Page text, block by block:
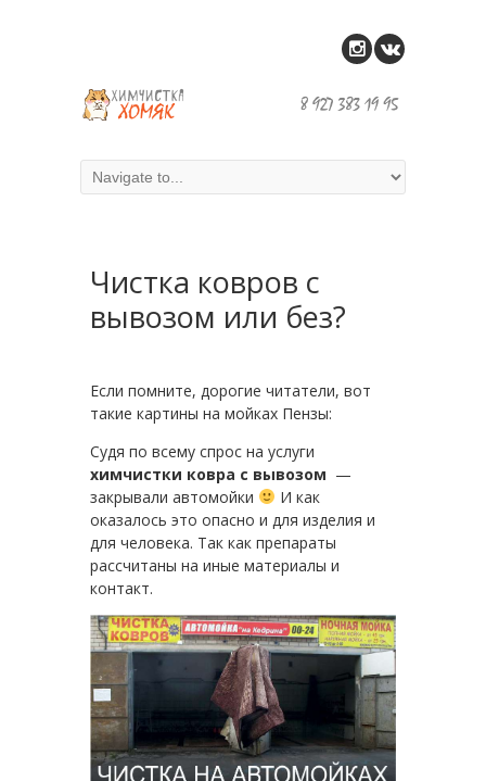
Чистка ковров с
вывозом или без?
Если помните, дорогие читатели, вот
такие картины на мойках Пензы:
Судя по всему спрос на услуги
химчистки ковра с вывозом —
закрывали автомойки
И как
оказалось это опасно и для изделия и
для человека. Так как препараты
рассчитаны на иные материалы и
контакт.